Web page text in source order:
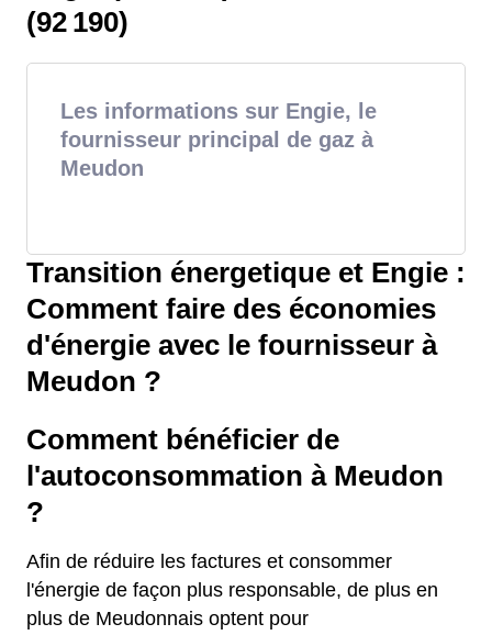
(92 190)
Les informations sur Engie, le
fournisseur principal de gaz à
Meudon
Transition énergetique et Engie :
Comment faire des économies
d'énergie avec le fournisseur à
Meudon ?
Comment bénéficier de
l'autoconsommation à Meudon
?
Afin de réduire les factures et consommer
l'énergie de façon plus responsable, de plus en
plus de Meudonnais optent pour